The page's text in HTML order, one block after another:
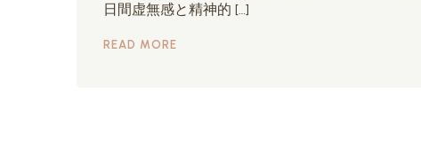
日間虚無感と精神的 […]
READ MORE